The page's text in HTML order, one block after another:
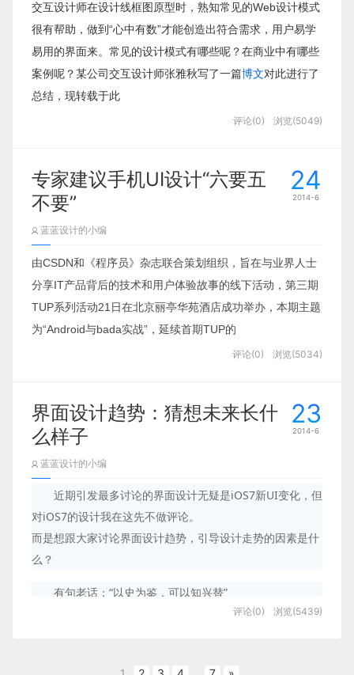
交互设计师在设计线框图原型时，熟知常见的Web设计模式
很有帮助，做到“心中有数”才能创造出符合需求，用户易学
易用的界面来。常见的设计模式有哪些呢？在商业中有哪些
案例呢？某公司交互设计师张雅秋写了一篇博文对此进行了
总结，现转载于此
评论(0) 浏览(5049)
24
2014-6
专家建议手机UI设计“六要五
不要”
蓝蓝设计的小编
由CSDN和《程序员》杂志联合策划组织，旨在与业界人士
分享IT产品背后的技术和用户体验故事的线下活动，第三期
TUP系列活动21日在北京丽亭华苑酒店成功举办，本期主题
为“Android与bada实战”，延续首期TUP的
评论(0) 浏览(5034)
23
2014-6
界面设计趋势：猜想未来长什
么样子
蓝蓝设计的小编
近期引发最多讨论的界面设计无疑是iOS7新UI变化，但
对iOS7的设计我在这先不做评论。
而是想跟大家讨论界面设计趋势，引导设计走势的因素是什
么？
有句老话：“以史为鉴，可以知兴替”
尽管人机交互界面发展时间不久，但从西方艺术发展史中能
评论(0) 浏览(5439)